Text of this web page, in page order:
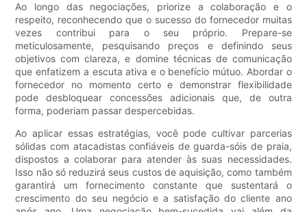
Ao longo das negociações, priorize a colaboração e o
respeito, reconhecendo que o sucesso do fornecedor muitas
vezes contribui para o seu próprio. Prepare-se
meticulosamente, pesquisando preços e definindo seus
objetivos com clareza, e domine técnicas de comunicação
que enfatizem a escuta ativa e o benefício mútuo. Abordar o
fornecedor no momento certo e demonstrar flexibilidade
pode desbloquear concessões adicionais que, de outra
forma, poderiam passar despercebidas.
Ao aplicar essas estratégias, você pode cultivar parcerias
sólidas com atacadistas confiáveis ​​de guarda-sóis de praia,
dispostos a colaborar para atender às suas necessidades.
Isso não só reduzirá seus custos de aquisição, como também
garantirá um fornecimento constante que sustentará o
crescimento do seu negócio e a satisfação do cliente ano